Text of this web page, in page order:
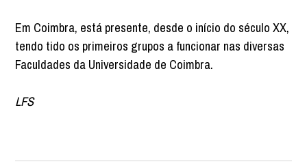
Em Coimbra, está presente, desde o início do século XX,
tendo tido os primeiros grupos a funcionar nas diversas
Faculdades da Universidade de Coimbra.
LFS